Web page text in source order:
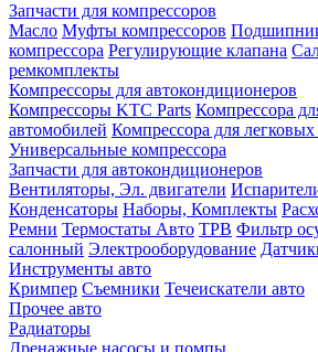
Запчасти для компрессоров
Масло Муфты компрессоров
компрессора Регулирующие клапана
ремкомплекты
Компрессоры для автокондиционеров
Компрессоры KTC Parts Компрессора
автомобилей Компрессора для
Универсальные компрессора
Запчасти для автокондиционеров
Вентиляторы, Эл. двигатели
Конденсаторы Наборы, Комплекты
Ремни Термостаты Авто ТРВ Фильтр
салонный Электрооборудование
Инструменты авто
Кримпер Съемники Течеискатели авто
Прочее авто
Радиаторы
Дренажные насосы и помпы